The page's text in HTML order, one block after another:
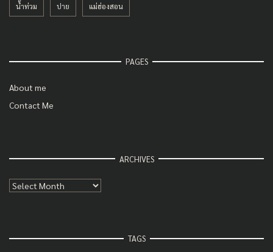
น้ำท่วม ปาย แม่ฮ่องสอน
PAGES
About me
Contact Me
ARCHIVES
Archives
TAGS